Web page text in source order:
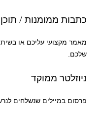
כתבות ממומנות / תוכן
מאמר מקצועי עליכם או
שלכם.
ניוזלטר ממוקד
פרסום במיילים שנשלחים